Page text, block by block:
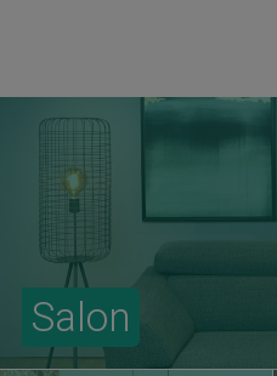
Salon